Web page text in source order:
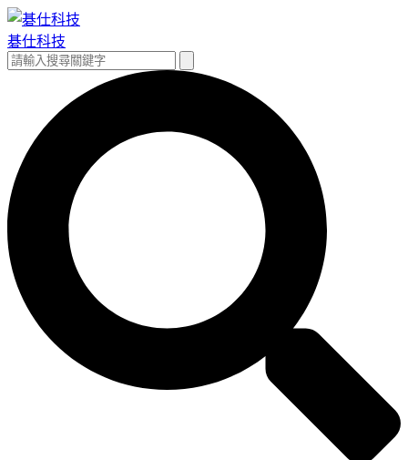
跳
至
主
碁仕科技
搜